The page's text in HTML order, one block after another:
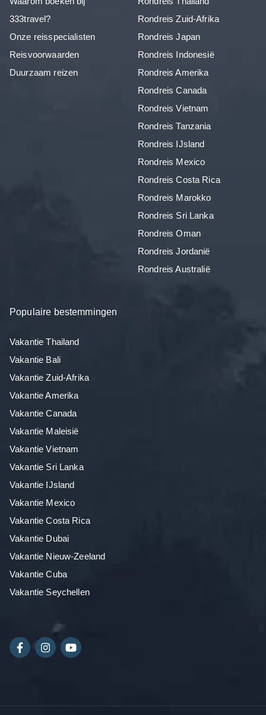
333travel?
Onze reisspecialisten
Reisvoorwaarden
Duurzaam reizen
Rondreis Zuid-Afrika
Rondreis Japan
Rondreis Indonesië
Rondreis Amerika
Rondreis Canada
Rondreis Vietnam
Rondreis Tanzania
Rondreis IJsland
Rondreis Mexico
Rondreis Costa Rica
Rondreis Marokko
Rondreis Sri Lanka
Rondreis Oman
Rondreis Jordanië
Rondreis Australië
Populaire bestemmingen
Vakantie Thailand
Vakantie Bali
Vakantie Zuid-Afrika
Vakantie Amerika
Vakantie Canada
Vakantie Maleisië
Vakantie Vietnam
Vakantie Sri Lanka
Vakantie IJsland
Vakantie Mexico
Vakantie Costa Rica
Vakantie Dubai
Vakantie Nieuw-Zeeland
Vakantie Cuba
Vakantie Seychellen